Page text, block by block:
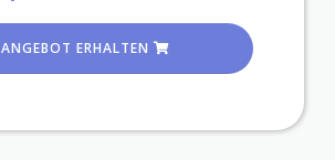
ANGEBOT ERHALTEN